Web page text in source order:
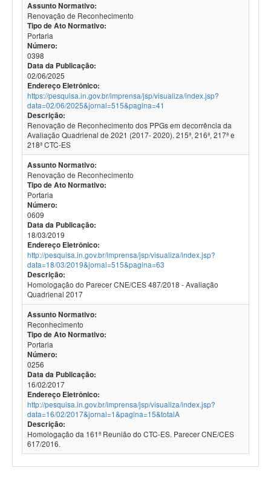
Assunto Normativo:
Renovação de Reconhecimento
Tipo de Ato Normativo:
Portaria
Número:
0398
Data da Publicação:
02/06/2025
Endereço Eletrônico:
https://pesquisa.in.gov.br/imprensa/jsp/visualiza/index.jsp?
data=02/06/2025&jornal=515&pagina=41
Descrição:
Renovação de Reconhecimento dos PPGs em decorrência da
Avaliação Quadrienal de 2021 (2017- 2020). 215ª, 216ª, 217ª e
218ª CTC-ES
Assunto Normativo:
Renovação de Reconhecimento
Tipo de Ato Normativo:
Portaria
Número:
0609
Data da Publicação:
18/03/2019
Endereço Eletrônico:
http://pesquisa.in.gov.br/imprensa/jsp/visualiza/index.jsp?
data=18/03/2019&jornal=515&pagina=63
Descrição:
Homologação do Parecer CNE/CES 487/2018 - Avaliação
Quadrienal 2017
Assunto Normativo:
Reconhecimento
Tipo de Ato Normativo:
Portaria
Número:
0256
Data da Publicação:
16/02/2017
Endereço Eletrônico:
http://pesquisa.in.gov.br/imprensa/jsp/visualiza/index.jsp?
data=16/02/2017&jornal=1&pagina=15&totalA
Descrição:
Homologação da 161ª Reunião do CTC-ES. Parecer CNE/CES
617/2016.